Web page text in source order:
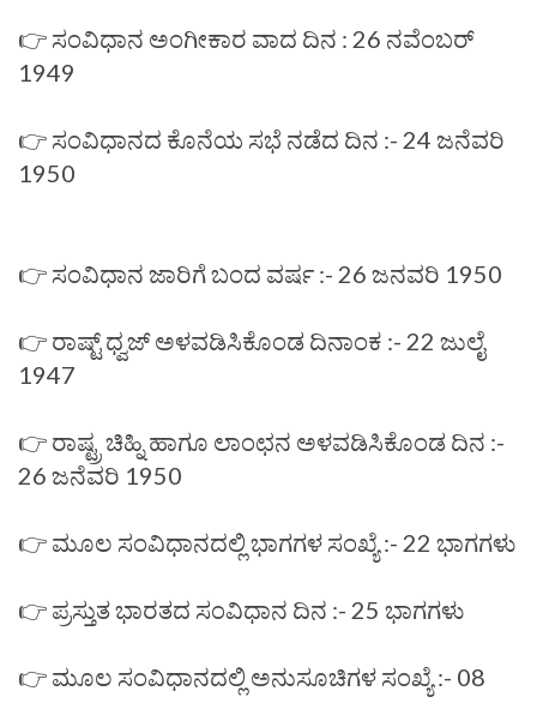
👉 ಸಂವಿಧಾನ ಅಂಗೀಕಾರ ವಾದ ದಿನ : 26 ನವೆಂಬರ್
1949
👉 ಸಂವಿಧಾನದ ಕೊನೆಯ ಸಭೆ ನಡೆದ ದಿನ :- 24 ಜನೆವರಿ
1950
👉 ಸಂವಿಧಾನ ಜಾರಿಗೆ ಬಂದ ವರ್ಷ :- 26 ಜನವರಿ 1950
👉 ರಾಷ್ಟ್ ಧ್ವಜ್ ಅಳವಡಿಸಿಕೊಂಡ ದಿನಾಂಕ :- 22 ಜುಲೈ
1947
👉 ರಾಷ್ಟ್ರ ಚಿಹ್ನಿ ಹಾಗೂ ಲಾಂಛನ ಅಳವಡಿಸಿಕೊಂಡ ದಿನ :-
26 ಜನೆವರಿ 1950
👉 ಮೂಲ ಸಂವಿಧಾನದಲ್ಲಿ ಭಾಗಗಳ ಸಂಖ್ಯೆ :- 22 ಭಾಗಗಳು
👉 ಪ್ರಸ್ತುತ ಭಾರತದ ಸಂವಿಧಾನ ದಿನ :- 25 ಭಾಗಗಳು
👉 ಮೂಲ ಸಂವಿಧಾನದಲ್ಲಿ ಅನುಸೂಚಿಗಳ ಸಂಖ್ಯೆ :- 08